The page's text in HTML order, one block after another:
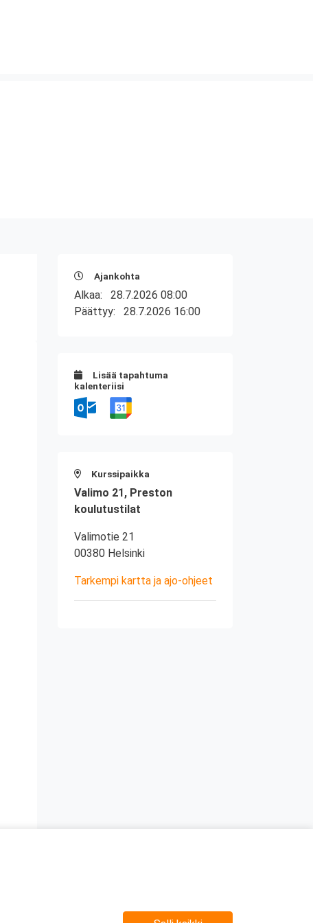
Ajankohta
Alkaa: 28.7.2026 08:00
Päättyy: 28.7.2026 16:00
Lisää tapahtuma
kalenteriisi
Kurssipaikka
Valimo 21, Preston
koulutustilat
Valimotie 21
00380 Helsinki
Tarkempi kartta ja ajo-ohjeet